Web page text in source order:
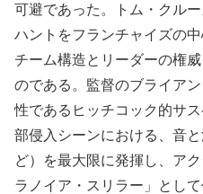
可避であった。トム・クル
ハントをフランチャイズの
チーム構造とリーダーの権
のである。監督のブライア
性であるヒッチコック的サ
部侵入シーンにおける、音
ど）を最大限に発揮し、ア
ラノイア・スリラー」として